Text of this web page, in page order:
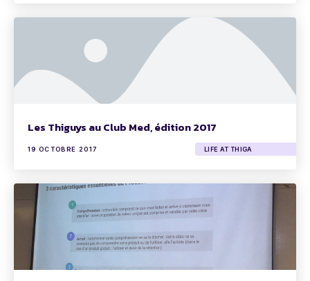
Les Thiguys au Club Med, édition 2017
19 OCTOBRE 2017 LIFE AT THIGA